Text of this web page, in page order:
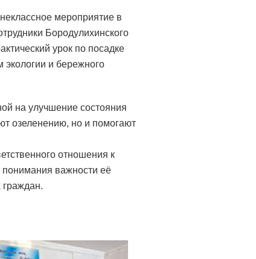
мероприятие в
Бородулихинского
урок по посадке
и бережного
на улучшение состояния
озеленению, но и помогают
отношения к
важности её